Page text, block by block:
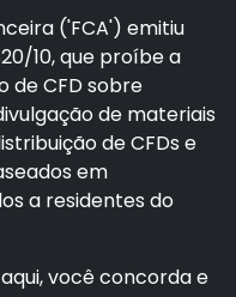
('FCA') emitiu
10, que proíbe a
de CFD sobre
de materiais
de CFDs e
em
a residentes do
você concorda e